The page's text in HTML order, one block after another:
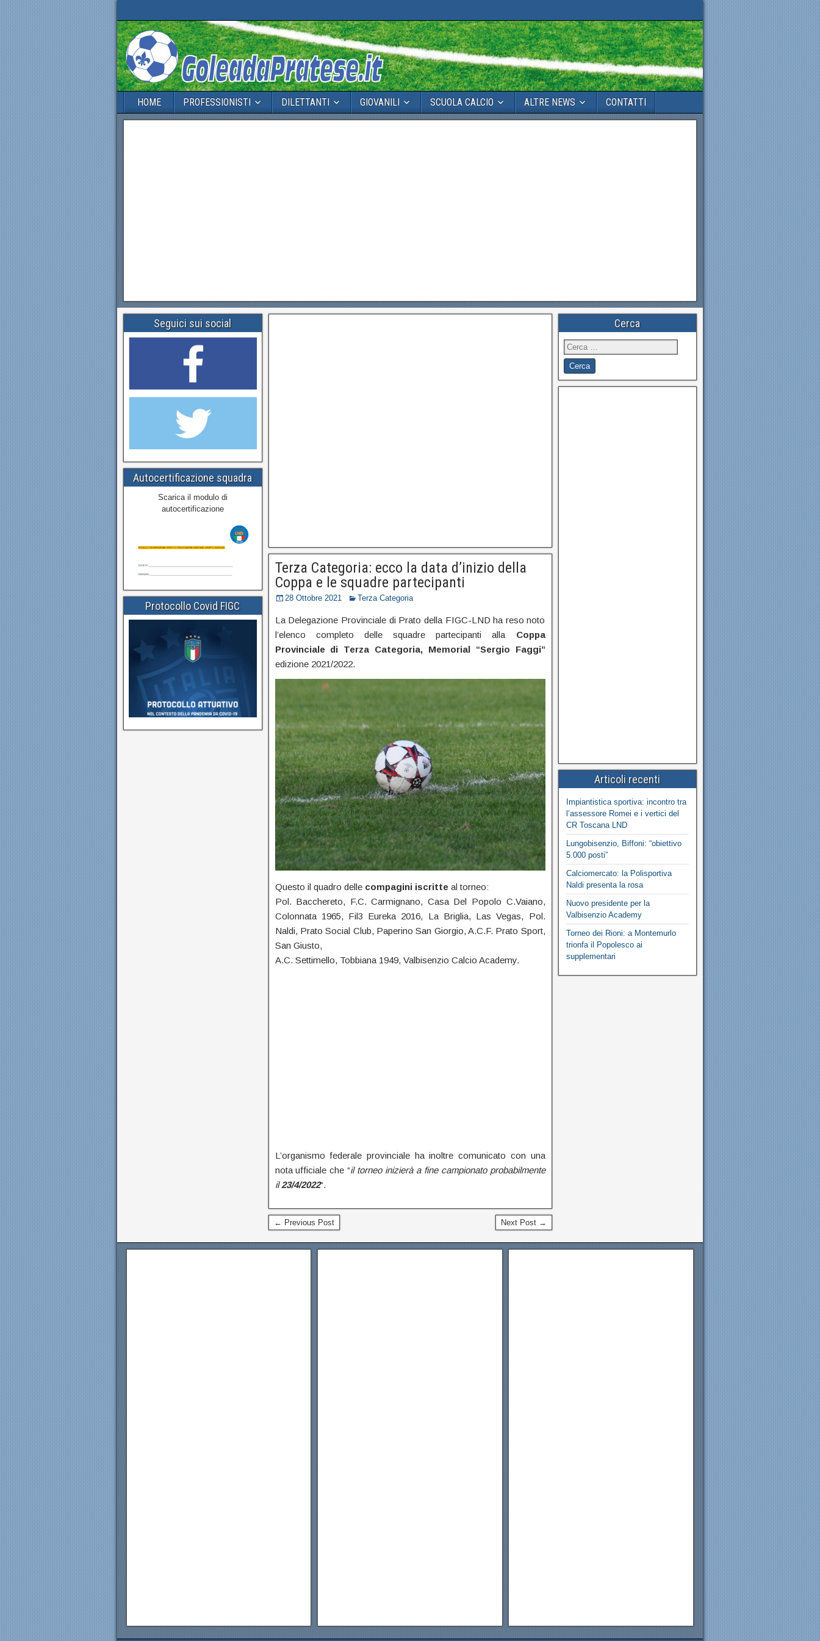
HOME PROFESSIONISTI DILETTANTI GIOVANILI SCUOLA CALCIO ALTRE NEWS CONTATTI
Terza Categoria: ecco la data d’inizio della
Coppa e le squadre partecipanti
28 Ottobre 2021 Terza Categoria
La Delegazione Provinciale di Prato della FIGC-LND ha reso noto
l’elenco completo delle squadre partecipanti alla Coppa
Provinciale di Terza Categoria, Memorial “Sergio Faggi”
edizione 2021/2022.
Questo il quadro delle compagini iscritte al torneo:
Pol. Bacchereto, F.C. Carmignano, Casa Del Popolo C.Vaiano,
Colonnata 1965, Fil3 Eureka 2016, La Briglia, Las Vegas, Pol.
Naldi, Prato Social Club, Paperino San Giorgio, A.C.F. Prato Sport,
San Giusto,
A.C. Settimello, Tobbiana 1949, Valbisenzio Calcio Academy.
L’organismo federale provinciale ha inoltre comunicato con una
nota ufficiale che “il torneo inizierà a fine campionato probabilmente
il23/4/2022“.
← Previous Post Next Post →
Seguici sui social
Autocertificazione squadra
Scarica il modulo di
autocertificazione
Protocollo Covid FIGC
Cerca
Articoli recenti
Impiantistica sportiva: incontro tra
l’assessore Romei e i vertici del
CR Toscana LND
Lungobisenzio, Biffoni: “obiettivo
5.000 posti”
Calciomercato: la Polisportiva
Naldi presenta la rosa
Nuovo presidente per la
Valbisenzio Academy
Torneo dei Rioni: a Montemurlo
trionfa il Popolesco ai
supplementari